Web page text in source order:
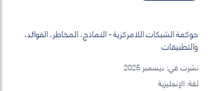
حوكمة الشبكات اللامركزية - النماذج، المخاطر، الفوائد،
والتطبيقات
نشرت في: ديسمبر 2025
لغة: الإنجليزية